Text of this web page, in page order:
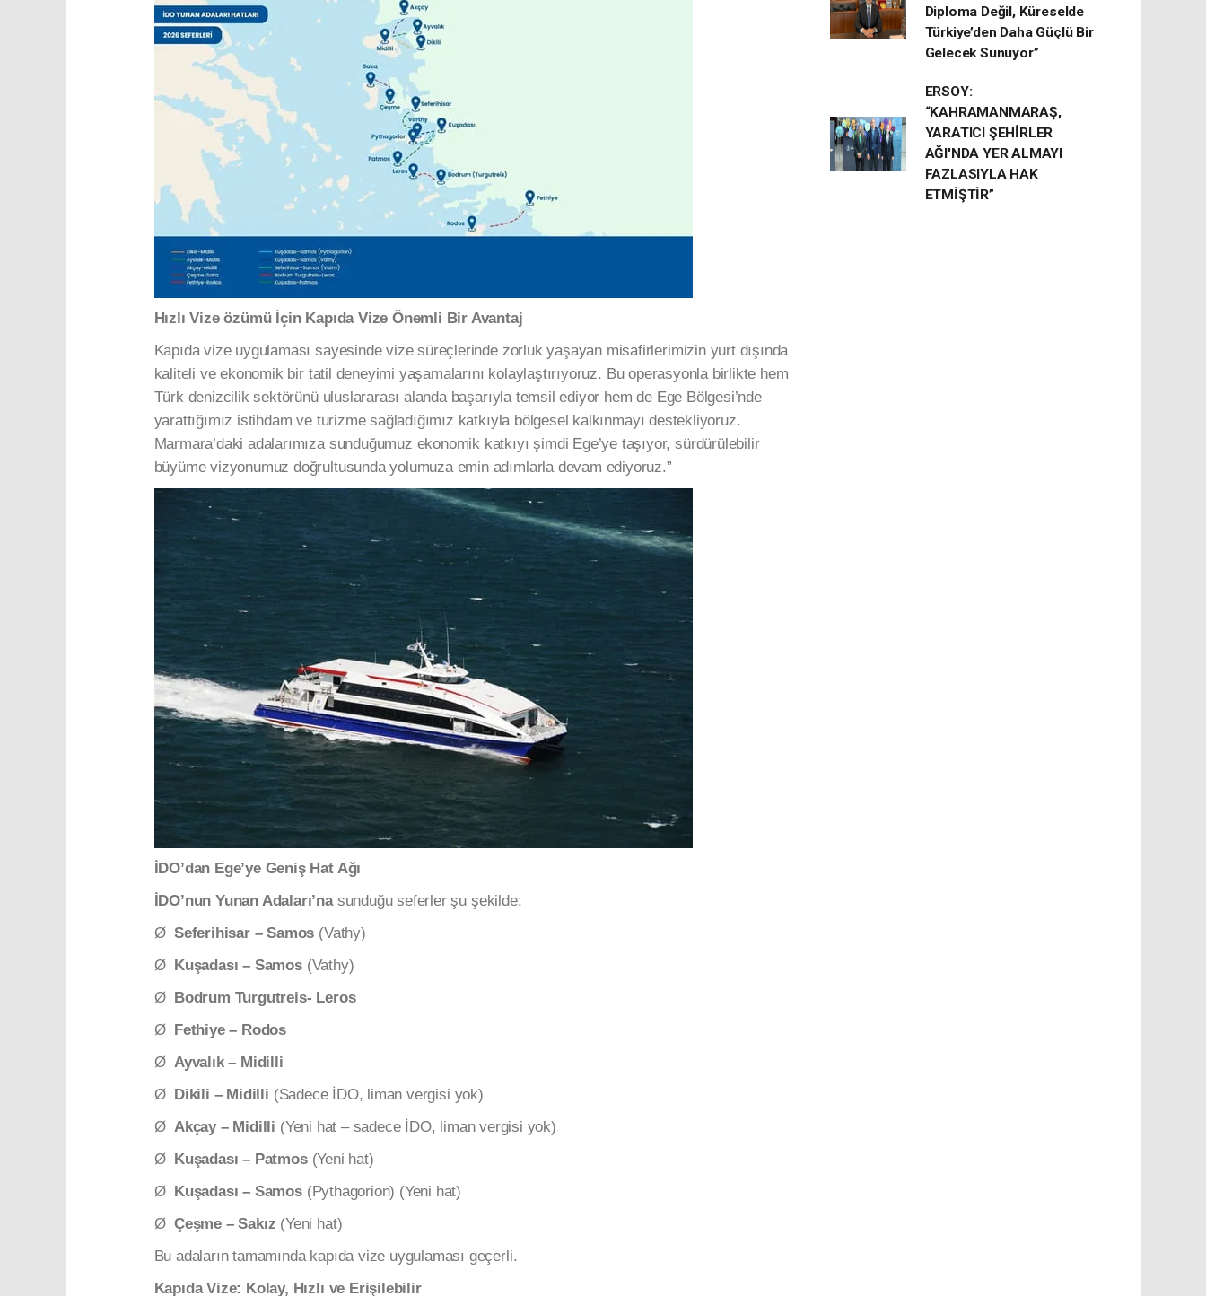
Hızlı Vize özümü İçin Kapıda Vize Önemli Bir Avantaj
Kapıda vize uygulaması sayesinde vize süreçlerinde zorluk yaşayan misafirlerimizin yurt dışında
kaliteli ve ekonomik bir tatil deneyimi yaşamalarını kolaylaştırıyoruz. Bu operasyonla birlikte hem
Türk denizcilik sektörünü uluslararası alanda başarıyla temsil ediyor hem de Ege Bölgesi’nde
yarattığımız istihdam ve turizme sağladığımız katkıyla bölgesel kalkınmayı destekliyoruz.
Marmara’daki adalarımıza sunduğumuz ekonomik katkıyı şimdi Ege’ye taşıyor, sürdürülebilir
büyüme vizyonumuz doğrultusunda yolumuza emin adımlarla devam ediyoruz.”
İDO’dan Ege’ye Geniş Hat Ağı
İDO’nun Yunan Adaları’nasunduğu seferler şu şekilde:
Ø Seferihisar – Samos (Vathy)
Ø
Kuşadası – Samos(Vathy)
Ø
Bodrum Turgutreis- Leros
Ø
Fethiye – Rodos
Ø Ayvalık – Midilli
Ø
Dikili – Midilli (Sadece İDO, liman vergisi yok)
Ø Akçay – Midilli (Yeni hat – sadece İDO, liman vergisi yok)
Ø
Kuşadası – Patmos(Yeni hat)
Ø
Kuşadası – Samos(Pythagorion) (Yeni hat)
Ø Çeşme – Sakız (Yeni hat)
Bu adaların tamamında kapıda vize uygulaması geçerli.
Kapıda Vize: Kolay, Hızlı ve Erişilebilir
Diploma Değil, Küreselde
Türkiye’den Daha Güçlü Bir
Gelecek Sunuyor”
ERSOY:
“KAHRAMANMARAŞ,
YARATICI ŞEHİRLER
AĞI'NDA YER ALMAYI
FAZLASIYLA HAK
ETMİŞTİR”